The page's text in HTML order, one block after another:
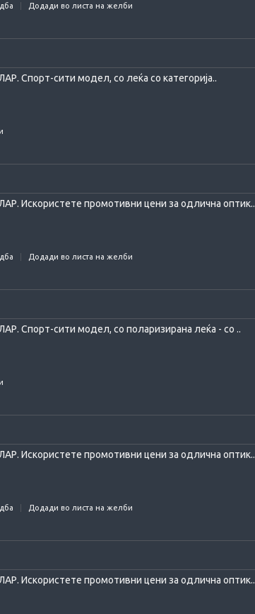
Додади во листа на желби
Спорт-сити модел, со леќа со категорија..
Додади во листа на желби
Искористете промотивни цени за одлична оптик..
Спорт-сити модел, со поларизирана леќа - со ..
Додади во листа на желби
Искористете промотивни цени за одлична оптик..
Искористете промотивни цени за одлична оптик..